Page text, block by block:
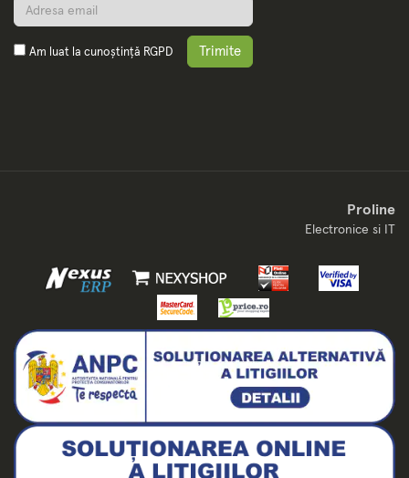
Am luat la cunoștință RGPD Trimite
Proline
Electronice si IT